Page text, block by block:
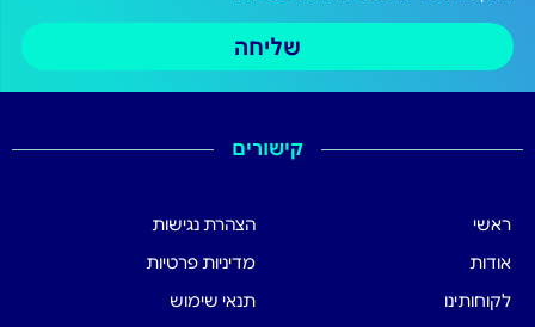
שליחה
קישורים
ראשי
אודות
לקוחותינו
הצהרת נגישות
מדיניות פרטיות
תנאי שימוש